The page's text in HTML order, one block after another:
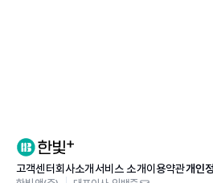
재미있는 사실은 우리가 ‘앞길이 막
29⋮편안하다⋮ 내적 안정을 통한
요로움
고객센터회사소개서비스 소개이용약관개인